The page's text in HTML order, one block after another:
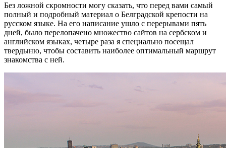
Без ложной скромности могу сказать, что перед вами самый
полный и подробный материал о Белградской крепости на
русском языке. На его написание ушло с перерывами пять
дней, было перелопачено множество сайтов на сербском и
английском языках, четыре раза я специально посещал
твердыню, чтобы составить наиболее оптимальный маршрут
знакомства с ней.